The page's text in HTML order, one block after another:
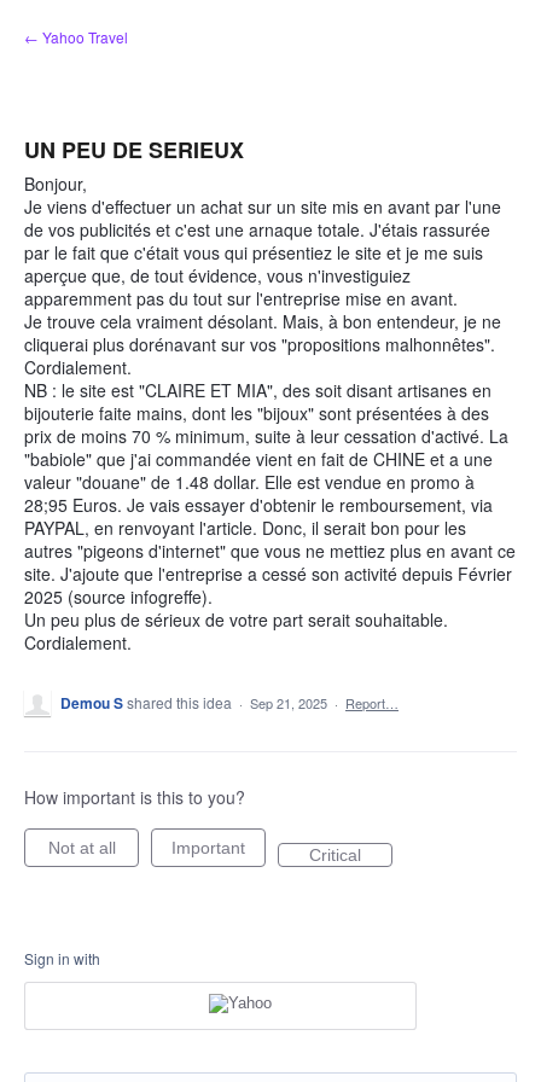
Skip
to
← Yahoo Travel
UN PEU DE SERIEUX
Bonjour,
Je viens d'effectuer un achat sur un site mis en avant par l'une
de vos publicités et c'est une arnaque totale. J'étais rassurée
par le fait que c'était vous qui présentiez le site et je me suis
aperçue que, de tout évidence, vous n'investiguiez
apparemment pas du tout sur l'entreprise mise en avant.
Je trouve cela vraiment désolant. Mais, à bon entendeur, je ne
cliquerai plus dorénavant sur vos "propositions malhonnêtes".
Cordialement.
NB : le site est "CLAIRE ET MIA", des soit disant artisanes en
bijouterie faite mains, dont les "bijoux" sont présentées à des
prix de moins 70 % minimum, suite à leur cessation d'activé. La
"babiole" que j'ai commandée vient en fait de CHINE et a une
valeur "douane" de 1.48 dollar. Elle est vendue en promo à
28;95 Euros. Je vais essayer d'obtenir le remboursement, via
PAYPAL, en renvoyant l'article. Donc, il serait bon pour les
autres "pigeons d'internet" que vous ne mettiez plus en avant ce
site. J'ajoute que l'entreprise a cessé son activité depuis Février
2025 (source infogreffe).
Un peu plus de sérieux de votre part serait souhaitable.
Cordialement.
Demou Sshared this idea · Sep 21, 2025 · Report…
How important is this to you?
Not at all Important Critical
Sign in with